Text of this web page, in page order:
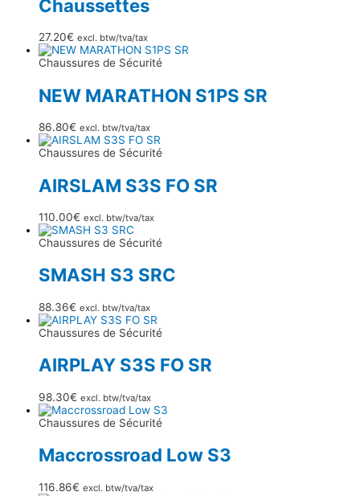
Chaussettes
27.20€ excl. btw/tva/tax
Chaussures de Sécurité
NEW MARATHON S1PS SR
86.80€ excl. btw/tva/tax
Chaussures de Sécurité
AIRSLAM S3S FO SR
110.00€ excl. btw/tva/tax
Chaussures de Sécurité
SMASH S3 SRC
88.36€ excl. btw/tva/tax
Chaussures de Sécurité
AIRPLAY S3S FO SR
98.30€ excl. btw/tva/tax
Chaussures de Sécurité
Maccrossroad Low S3
116.86€ excl. btw/tva/tax